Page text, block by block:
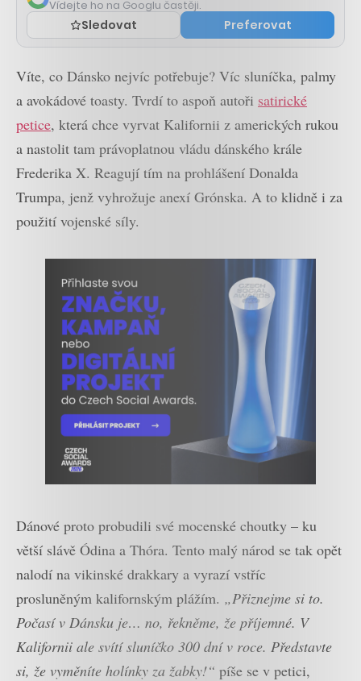
Vídejte ho na Googlu častěji.
Sledovat Preferovat
Víte, co Dánsko nejvíc potřebuje? Víc sluníčka, palmy
a avokádové toasty. Tvrdí to aspoň autoři satirické
petice, která chce vyrvat Kalifornii z amerických rukou
a nastolit tam právoplatnou vládu dánského krále
Frederika X. Reagují tím na prohlášení Donalda
Trumpa, jenž vyhrožuje anexí Grónska. A to klidně i za
použití vojenské síly.
Dánové proto probudili své mocenské choutky – ku
větší slávě Ódina a Thóra. Tento malý národ se tak opět
nalodí na vikinské drakkary a vyrazí vstříc
prosluněným kalifornským plážím. „Přiznejme si to.
Počasí v Dánsku je… no, řekněme, že příjemné. V
Kalifornii ale svítí sluníčko 300 dní v roce. Představte
si, že vyměníte holínky za žabky!“ píše se v petici,